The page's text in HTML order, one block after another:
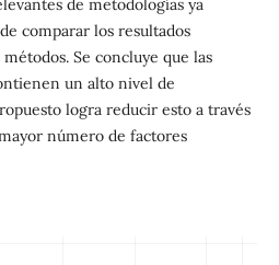
de metodologías ya
comparar los resultados
Se concluye que las
un alto nivel de
logra reducir esto a través
número de factores